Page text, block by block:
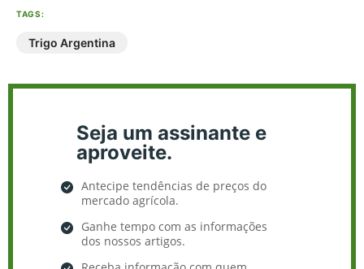
TAGS:
Trigo Argentina
Seja um assinante e
aproveite.
Antecipe tendências de preços do
mercado agrícola.
Ganhe tempo com as informações
dos nossos artigos.